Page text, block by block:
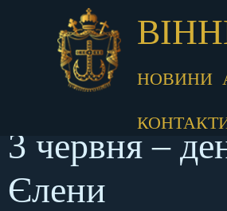
НОВИНИ
3 червня –
Єлени